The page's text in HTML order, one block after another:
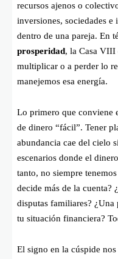
recursos ajenos o
inversiones, sociedades
dentro de una pareja. En
prosperidad, la Casa VIII
multiplicar o a perder lo
manejemos esa energía.
Lo primero que conviene
de dinero “fácil”. Tener
abundancia cae del cielo
escenarios donde el
tanto, no siempre
decide más de la cuenta?
disputas familiares?
tu situación financiera?
El signo en la cúspide